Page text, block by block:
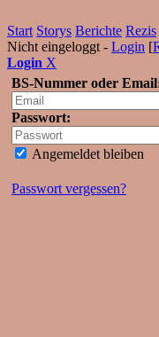
Start Storys Berichte Rezis
Nicht eingeloggt - Login [
Login X
BS-Nummer oder
Passwort:
Angemeldet bleiben
Passwort vergessen?